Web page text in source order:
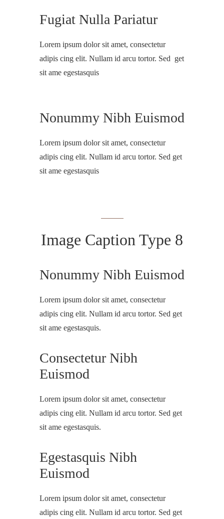
Fugiat Nulla Pariatur
Lorem ipsum dolor sit amet, consectetur
adipis cing elit. Nullam id arcu tortor. Sed get
sit ame egestasquis
Nonummy Nibh Euismod
Lorem ipsum dolor sit amet, consectetur
adipis cing elit. Nullam id arcu tortor. Sed get
sit ame egestasquis
Image Caption Type 8
Nonummy Nibh Euismod
Lorem ipsum dolor sit amet, consectetur
adipis cing elit. Nullam id arcu tortor. Sed get
sit ame egestasquis.
Consectetur Nibh
Euismod
Lorem ipsum dolor sit amet, consectetur
adipis cing elit. Nullam id arcu tortor. Sed get
sit ame egestasquis.
Egestasquis Nibh
Euismod
Lorem ipsum dolor sit amet, consectetur
adipis cing elit. Nullam id arcu tortor. Sed get